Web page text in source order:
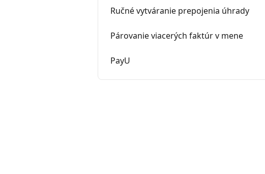
Ručné vytváranie prepojenia úhrady
Párovanie viacerých faktúr v mene
PayU